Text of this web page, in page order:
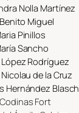
Nolla Martínez
Miguel
Pinillos
Sancho
Rodríguez
de la Cruz
Hernández Blasch
Fort